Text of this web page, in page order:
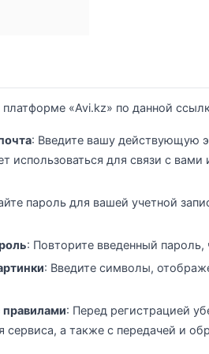
«Avi.kz» по данной
: Введите вашу действующую
использоваться для связи с
пароль для вашей учетной
: Повторите введенный
: Введите символы,
: Перед регистрацией
сервиса, а также с передачей и